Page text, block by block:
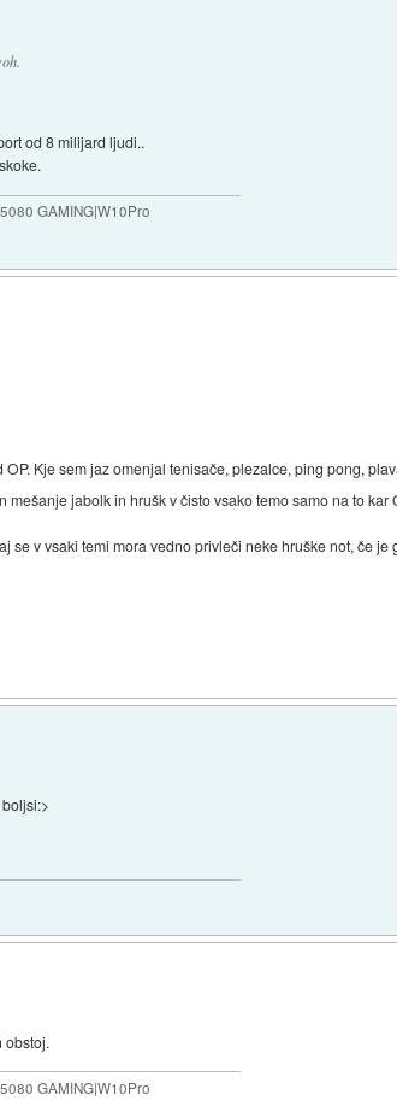
od 8 milijard ljudi..
GAMING|W10Pro
Kje sem jaz omenjal tenisače, plezalce, ping pong,
jabolk in hrušk v čisto vsako temo samo na to
se v vsaki temi mora vedno privleči neke hruške not, če
obstoj.
GAMING|W10Pro